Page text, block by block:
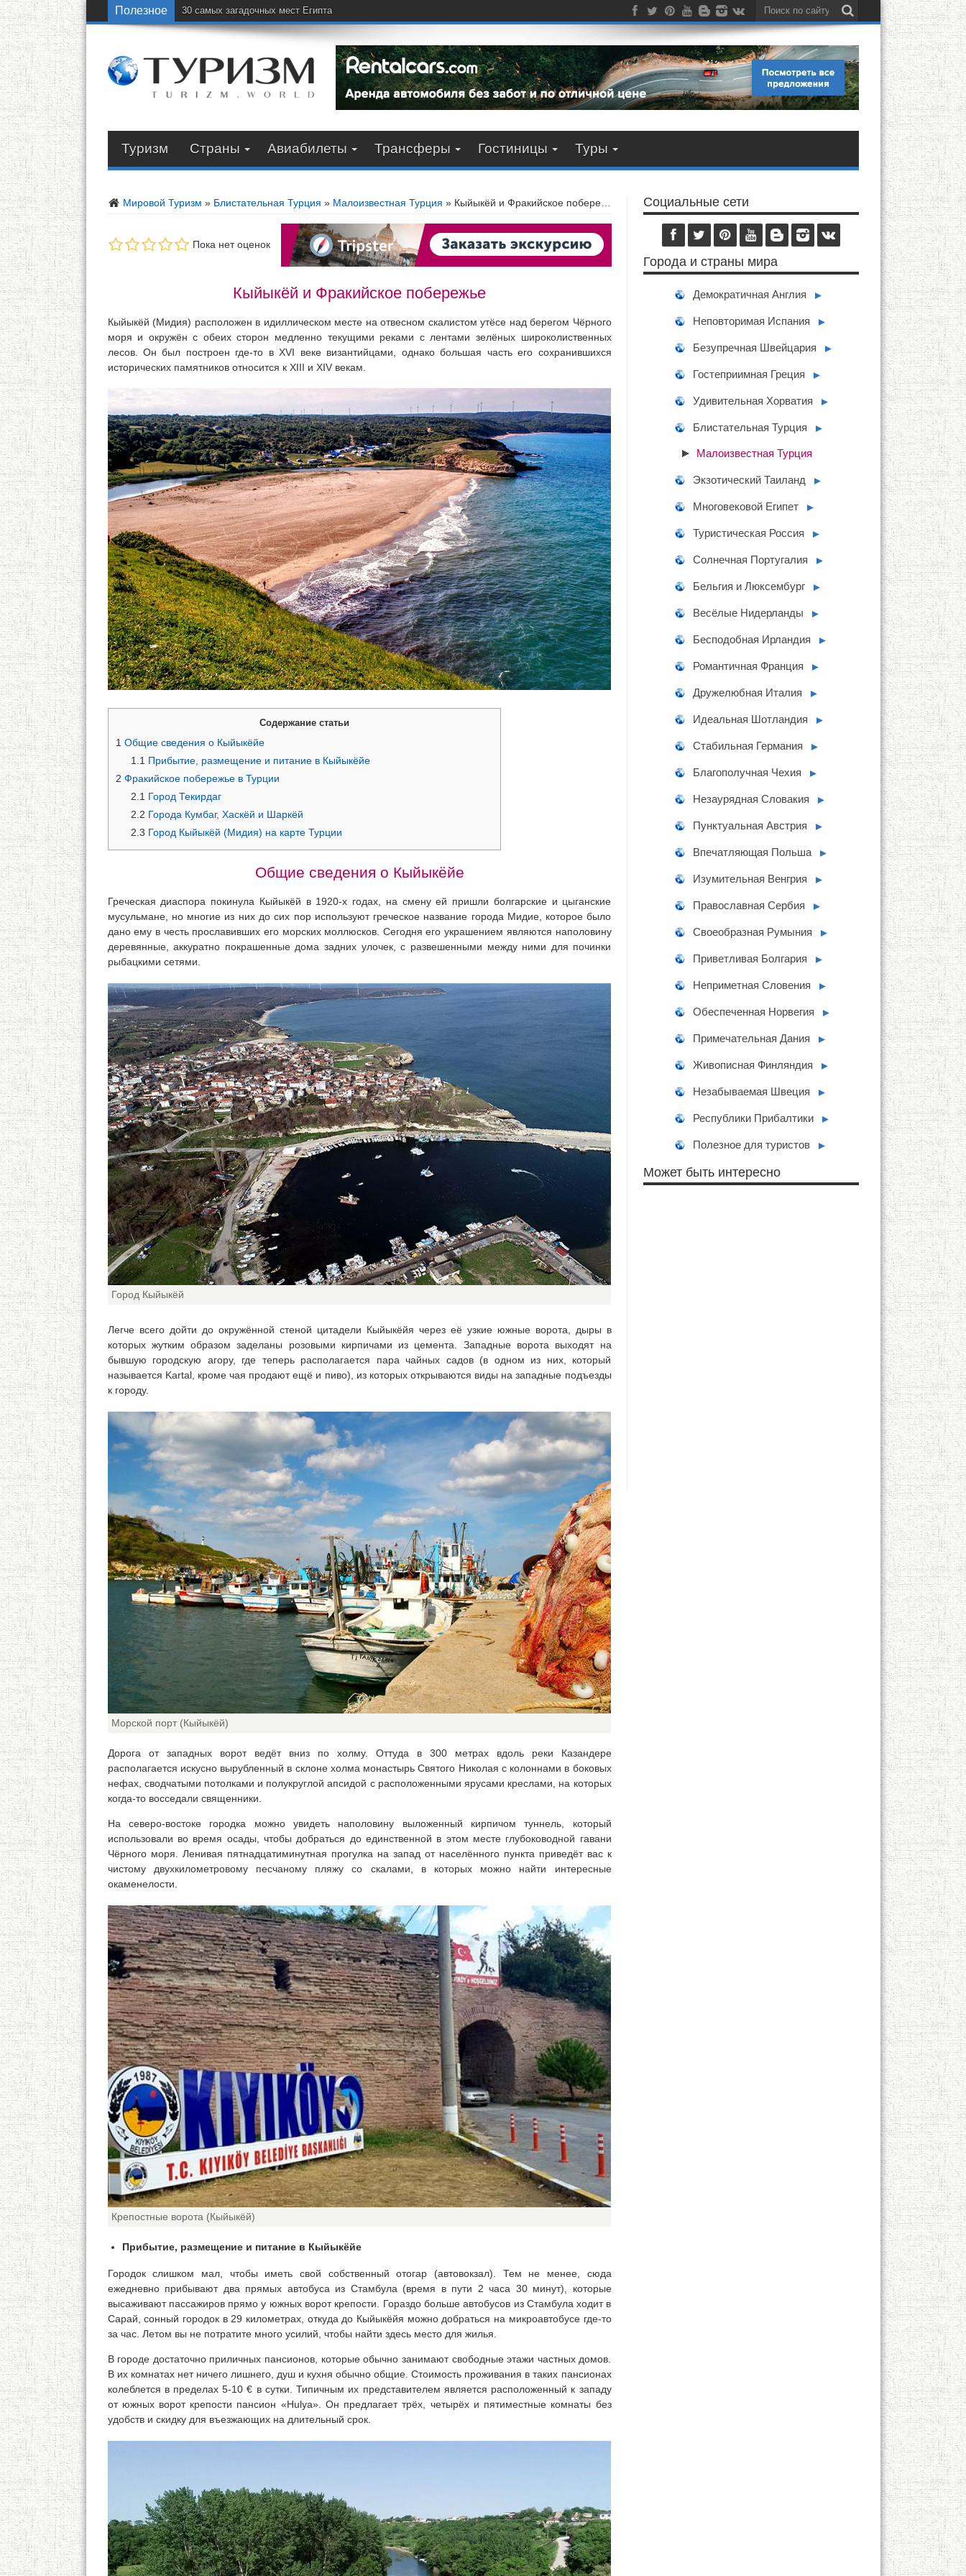
Полезное 30 самых загадочных мест Египта
Туризм Страны Авиабилеты Трансферы Гостиницы Туры
Мировой Туризм » Блистательная Турция » Малоизвестная Турция » Кыйыкёй и Фракийское побережье
Пока нет оценок
Кыйыкёй и Фракийское побережье
Кыйыкёй (Мидия) расположен в идиллическом месте на отвесном скалистом утёсе над берегом Чёрного
моря и окружён с обеих сторон медленно текущими реками с лентами зелёных широколиственных
лесов. Он был построен где-то в XVI веке византийцами, однако большая часть его сохранившихся
исторических памятников относится к XIII и XIV векам.
Содержание статьи
1 Общие сведения о Кыйыкёйе
1.1 Прибытие, размещение и питание в Кыйыкёйе
2 Фракийское побережье в Турции
2.1 Город Текирдаг
2.2 Города Кумбаг, Хаскёй и Шаркёй
2.3 Город Кыйыкёй (Мидия) на карте Турции
Общие сведения о Кыйыкёйе
Греческая диаспора покинула Кыйыкёй в 1920-х годах, на смену ей пришли болгарские и цыганские
мусульмане, но многие из них до сих пор используют греческое название города Мидие, которое было
дано ему в честь прославивших его морских моллюсков. Сегодня его украшением являются наполовину
деревянные, аккуратно покрашенные дома задних улочек, с развешенными между ними для починки
рыбацкими сетями.
Город Кыйыкёй
Легче всего дойти до окружённой стеной цитадели Кыйыкёйя через её узкие южные ворота, дыры в
которых жутким образом заделаны розовыми кирпичами из цемента. Западные ворота выходят на
бывшую городскую агору, где теперь располагается пара чайных садов (в одном из них, который
называется Kartal, кроме чая продают ещё и пиво), из которых открываются виды на западные подъезды
к городу.
Морской порт (Кыйыкёй)
Дорога от западных ворот ведёт вниз по холму. Оттуда в 300 метрах вдоль реки Казандере
располагается искусно вырубленный в склоне холма монастырь Святого Николая с колоннами в боковых
нефах, сводчатыми потолками и полукруглой апсидой с расположенными ярусами креслами, на которых
когда-то восседали священники.
На северо-востоке городка можно увидеть наполовину выложенный кирпичом туннель, который
использовали во время осады, чтобы добраться до единственной в этом месте глубоководной гавани
Чёрного моря. Ленивая пятнадцатиминутная прогулка на запад от населённого пункта приведёт вас к
чистому двухкилометровому песчаному пляжу со скалами, в которых можно найти интересные
окаменелости.
Крепостные ворота (Кыйыкёй)
Прибытие, размещение и питание в Кыйыкёйе
Городок слишком мал, чтобы иметь свой собственный отогар (автовокзал). Тем не менее, сюда
ежедневно прибывают два прямых автобуса из Стамбула (время в пути 2 часа 30 минут), которые
высаживают пассажиров прямо у южных ворот крепости. Гораздо больше автобусов из Стамбула ходит в
Сарай, сонный городок в 29 километрах, откуда до Кыйыкёйя можно добраться на микроавтобусе где-то
за час. Летом вы не потратите много усилий, чтобы найти здесь место для жилья.
В городе достаточно приличных пансионов, которые обычно занимают свободные этажи частных домов.
В их комнатах нет ничего лишнего, душ и кухня обычно общие. Стоимость проживания в таких пансионах
колеблется в пределах 5-10 € в сутки. Типичным их представителем является расположенный к западу
от южных ворот крепости пансион «Hulya». Он предлагает трёх, четырёх и пятиместные комнаты без
удобств и скидку для въезжающих на длительный срок.
Социальные сети
Города и страны мира
Демократичная Англия ►
Неповторимая Испания ►
Безупречная Швейцария ►
Гостеприимная Греция ►
Удивительная Хорватия ►
Блистательная Турция ►
Малоизвестная Турция
Экзотический Таиланд ►
Многовековой Египет ►
Туристическая Россия ►
Солнечная Португалия ►
Бельгия и Люксембург ►
Весёлые Нидерланды ►
Бесподобная Ирландия ►
Романтичная Франция ►
Дружелюбная Италия ►
Идеальная Шотландия ►
Стабильная Германия ►
Благополучная Чехия ►
Незаурядная Словакия ►
Пунктуальная Австрия ►
Впечатляющая Польша ►
Изумительная Венгрия ►
Православная Сербия ►
Своеобразная Румыния ►
Приветливая Болгария ►
Неприметная Словения ►
Обеспеченная Норвегия ►
Примечательная Дания ►
Живописная Финляндия ►
Незабываемая Швеция ►
Республики Прибалтики ►
Полезное для туристов ►
Может быть интересно